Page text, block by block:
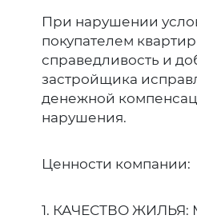
При нарушении
покупателем
справедливость и
застройщика
денежной
нарушения.
Ценности компании:
1. КАЧЕСТВО ЖИЛЬЯ: